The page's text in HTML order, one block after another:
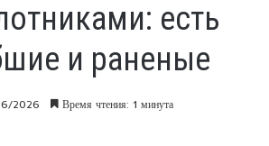
есть
и раненые
2026 Время чтения: 1 минута